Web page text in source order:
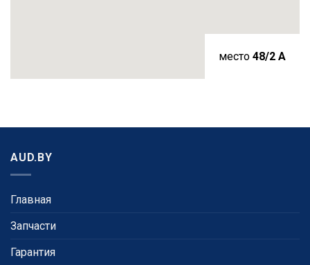
место 48/2 A
AUD.BY
Главная
Запчасти
Гарантия